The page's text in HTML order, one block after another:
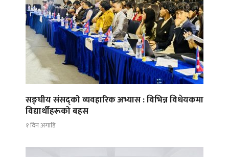
सङ्घीय संसद्को व्यवहारिक अभ्यास : विभिन्न विधेयकमा
विद्यार्थीहरूको बहस
१ दिन अगाडि